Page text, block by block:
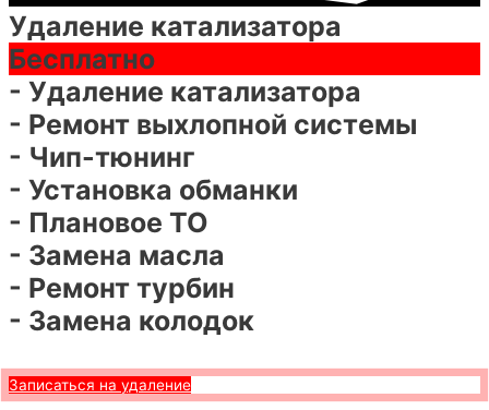
Удаление катализатора
Бесплатно
- Удаление катализатора
- Ремонт выхлопной системы
- Чип-тюнинг
- Установка обманки
- Плановое ТО
- Замена масла
- Ремонт турбин
- Замена колодок
Записаться на удаление